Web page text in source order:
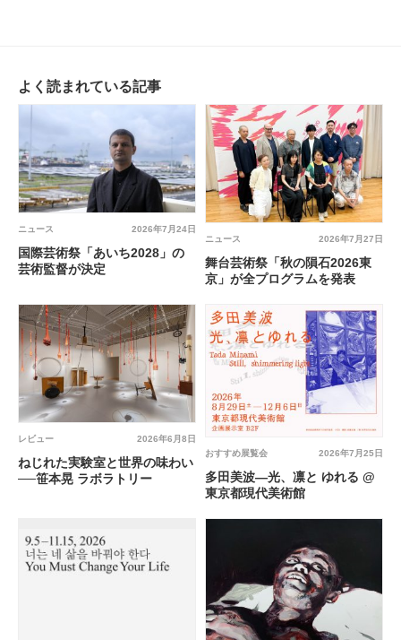
よく読まれている記事
2026年7月24日
ニュース
国際芸術祭「あいち2028」の
芸術監督が決定
2026年7月27日
ニュース
舞台芸術祭「秋の隕石2026東
京」が全プログラムを発表
2026年6月8日
レビュー
ねじれた実験室と世界の味わい
──笹本晃 ラボラトリー
2026年7月25日
おすすめ展覧会
多田美波―光、凛と ゆれる @
東京都現代美術館